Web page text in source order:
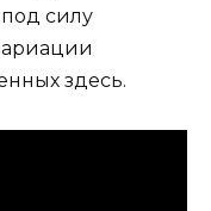
силу
здесь.